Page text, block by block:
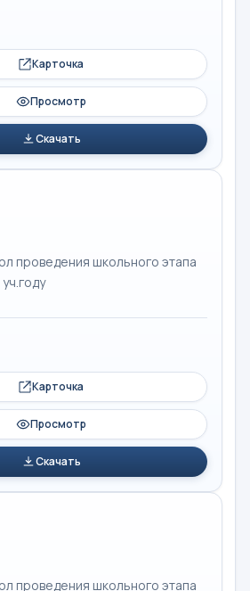
Карточка
Просмотр
Скачать
проведения школьного этапа
Карточка
Просмотр
Скачать
проведения школьного этапа